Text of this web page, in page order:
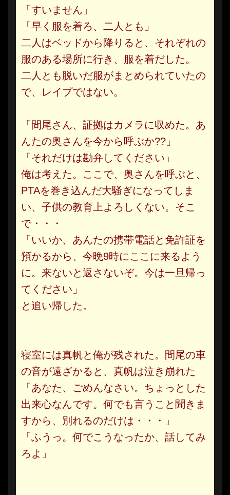
「すいません」
「早く服を着ろ、二人とも」
二人はベッドから降りると、それぞれの
服のある場所に行き、服を着だした。
二人とも脱いだ服がまとめられていたの
で、レイプではない。
「間尾さん、証拠はカメラに収めた。あ
んたの奥さんを今から呼ぶか??」
「それだけは勘弁してください」
俺は考えた。ここで、奥さんを呼ぶと、
PTAを巻き込んだ大騒ぎになってしま
い、子供の教育上よろしくない。そこ
で・・・
「いいか、あんたの携帯電話と免許証を
預かるから、今晩9時にここに来るよう
に。来ないと返さないぞ。今は一旦帰っ
てください」
と追い帰した。
寝室には真帆と俺が残された。間尾の車
の音が遠ざかると、真帆は泣き崩れた
「あなた、ごめんなさい。ちょっとした
出来心なんです。何でも言うこと聞きま
すから、別れるのだけは・・・」
「ふうっ。何でこうなったか、話してみ
ろよ」